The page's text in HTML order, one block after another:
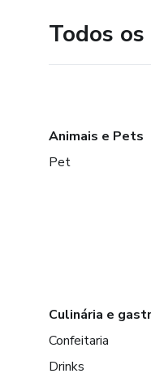
Todos
Animais e Pets
Pet
Culinária e
Confeitaria
Drinks